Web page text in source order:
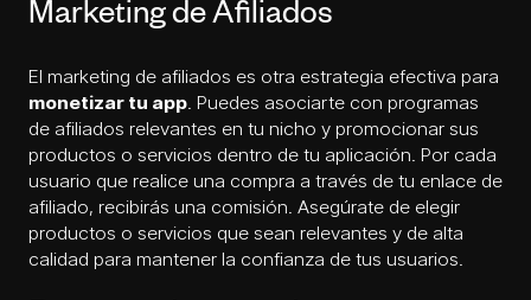
Marketing de Afiliados
El marketing de afiliados es otra estrategia efectiva para
monetizar tu app. Puedes asociarte con programas
de afiliados relevantes en tu nicho y promocionar sus
productos o servicios dentro de tu aplicación. Por cada
usuario que realice una compra a través de tu enlace de
afiliado, recibirás una comisión. Asegúrate de elegir
productos o servicios que sean relevantes y de alta
calidad para mantener la confianza de tus usuarios.